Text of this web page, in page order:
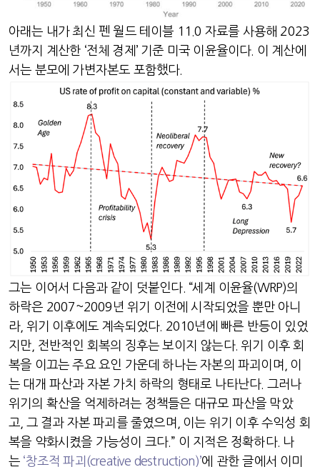
아래는 내가 최신 펜 월드 테이블 11.0 자료를 사용해 2023
년까지 계산한 ‘전체 경제 ’ 기준 미국 이윤율이다. 이 계산에
서는 분모에 가변자본도 포함했다.
그는 이어서 다음과 같이 덧붙인다. “세계 이윤율(WRP)의
하락은 2007~2009 년 위기 이전에 시작되었을 뿐만 아니
라, 위기 이후에도 계속되었다. 2010년에 빠른 반등이 있었
지만 전반적인 회복의 징후는 보이지 않는다.위기 이후 회
복을 이끄는 주요 요인 가운데 하나는 자본의 파괴이며
이
는 대개 파산과 자본 가치 하락의 형태로 나타난다. 그러나
위기의 확산을 억제하려는 정책들은 대규모 파산을 막았
고
그 결과 자본 파괴를 줄였으며
이는 위기 이후 수익성 회
복을 약화시켰을 가능성이 크다.” 이 지적은 정확하다. 나
는 ‘창조적 파괴 (creative destruction)’에 관한 글에서 이미